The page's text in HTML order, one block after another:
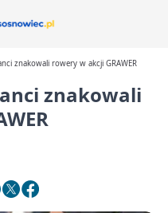
znakowali rowery w akcji GRAWER
znakowali